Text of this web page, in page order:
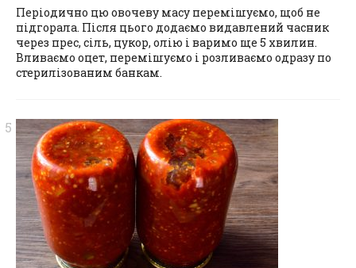
Періодично цю овочеву масу перемішуємо, щоб не
підгорала. Після цього додаємо видавлений часник
через прес, сіль, цукор, олію і варимо ще 5 хвилин.
Вливаємо оцет, перемішуємо і розливаємо одразу по
стерилізованим банкам.